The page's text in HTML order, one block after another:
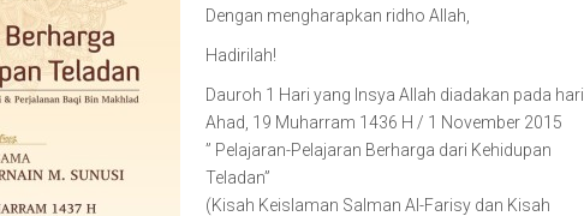
Dengan mengharapkan ridho Allah,
Hadirilah!
Dauroh 1 Hari yang Insya Allah diadakan pada hari
Ahad, 19 Muharram 1436 H / 1 November 2015
” Pelajaran-Pelajaran Berharga dari Kehidupan
Teladan”
(Kisah Keislaman Salman Al-Farisy dan Kisah